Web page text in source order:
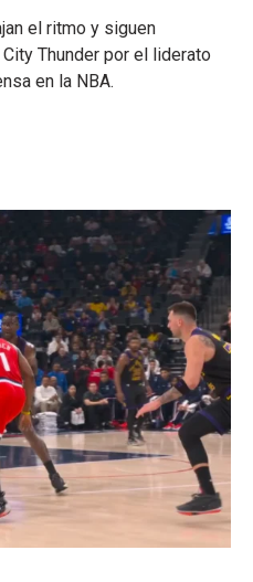
el ritmo y siguen
Thunder por el liderato
en la NBA.